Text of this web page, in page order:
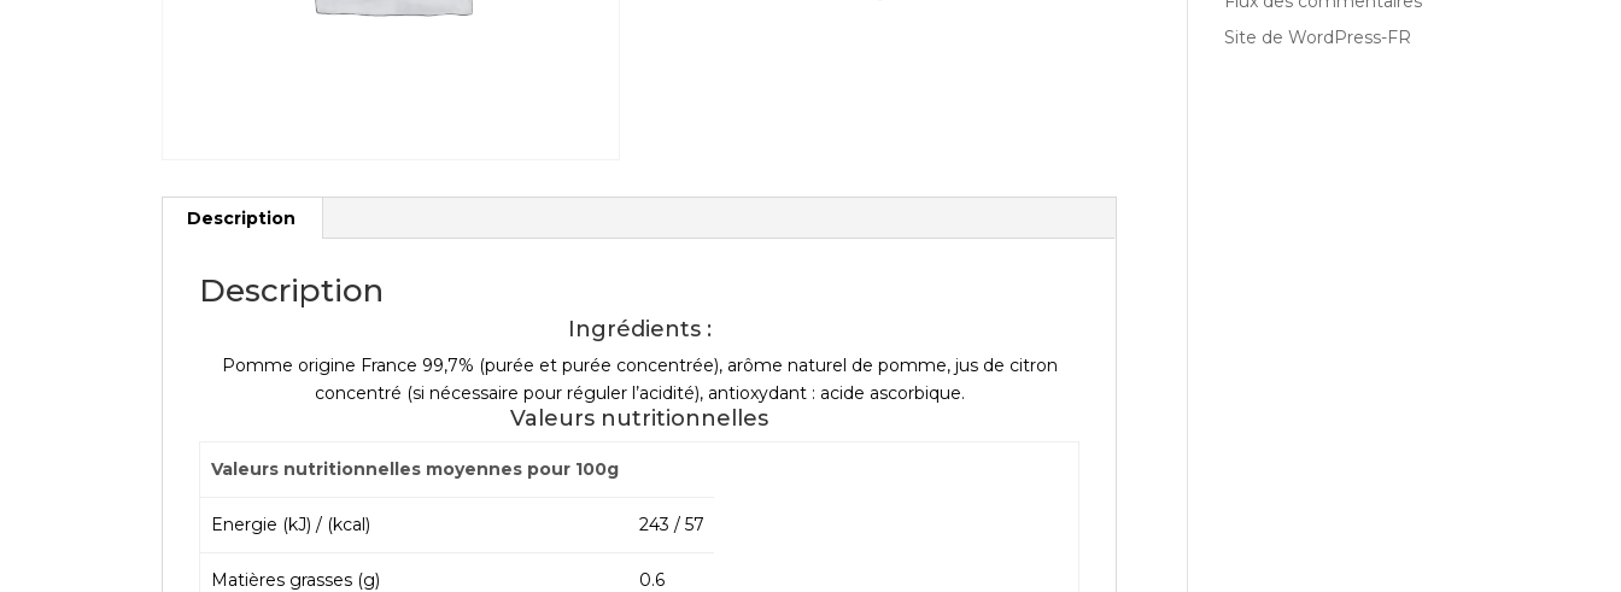
Description
Description
Ingrédients :
Pomme origine France 99,7% (purée et purée concentrée), arôme naturel de pomme, jus de citron
concentré (si nécessaire pour réguler l’acidité), antioxydant : acide ascorbique.
Valeurs nutritionnelles
Energie (kJ) / (kcal) 243 / 57
Matières grasses (g)
0.6
Valeurs nutritionnelles moyennes pour 100g
Site de WordPress-FR